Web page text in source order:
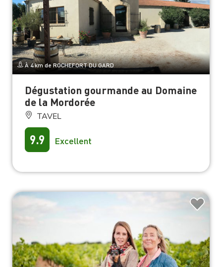
À 4 km de ROCHEFORT DU GARD
Dégustation gourmande au Domaine
de la Mordorée
TAVEL
9.9 Excellent